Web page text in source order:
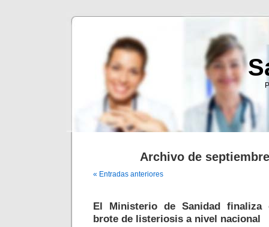
Archivo de
« Entradas anteriores
El Ministerio de Sanidad finaliza
brote de listeriosis a nivel nacional